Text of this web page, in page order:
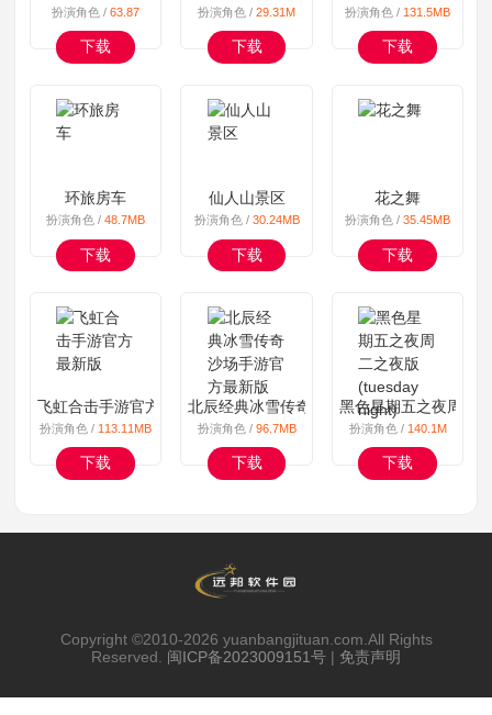
扮演角色 / 63.87
下载
扮演角色 /29.31M
下载
扮演角色 / 131.5MB
下载
环旅房车
扮演角色 / 48.7MB
下载
仙人山景区
扮演角色 / 30.24MB
下载
花之舞
扮演角色 /35.45MB
下载
飞虹合击手游官方最新版
扮演角色 / 113.11MB
下载
北辰经典冰雪传奇沙场手游官方最新版
扮演角色 / 96.7MB
下载
黑色星期五之夜周二
扮演角色 / 140.1M
下载
Copyright ©2010-2026 yuanbangjituan.com.All Rights
Reserved. 闽ICP备2023009151号 | 免责声明